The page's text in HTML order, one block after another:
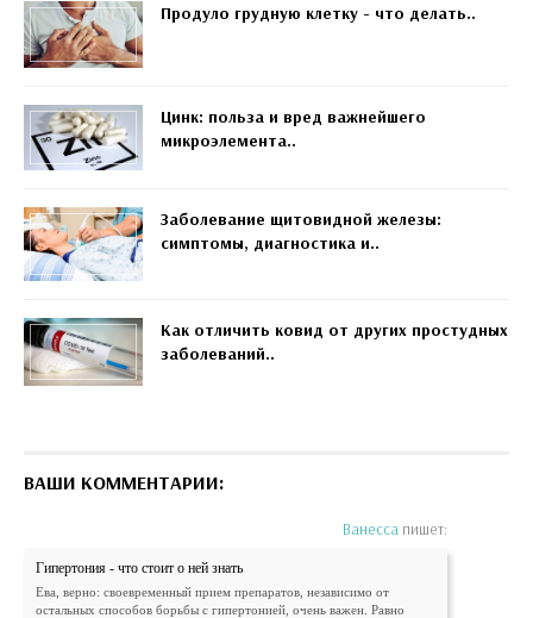
Продуло грудную клетку - что делать..
Цинк: польза и вред важнейшего
микроэлемента..
Заболевание щитовидной железы:
симптомы, диагностика и..
Как отличить ковид от других простудных
заболеваний..
ВАШИ КОММЕНТАРИИ:
Ванесса пишет:
Гипертония - что стоит о ней знать
Ева, верно: своевременный прием препаратов, независимо от
остальных способов борьбы с гипертонией, очень важен. Равно